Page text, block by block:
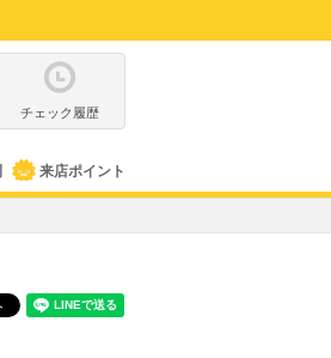
チェック履歴
来店ポイント